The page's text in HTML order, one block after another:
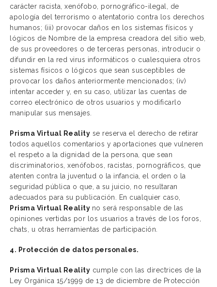
carácter racista, xenófobo, pornográfico-ilegal, de
apología del terrorismo o atentatorio contra los derechos
humanos; (iii) provocar daños en los sistemas físicos y
lógicos de Nombre de la empresa creadora del sitio web,
de sus proveedores o de terceras personas, introducir o
difundir en la red virus informáticos o cualesquiera otros
sistemas físicos o lógicos que sean susceptibles de
provocar los daños anteriormente mencionados; (iv)
intentar acceder y, en su caso, utilizar las cuentas de
correo electrónico de otros usuarios y modificarlo
manipular sus mensajes.
Prisma Virtual Reality se reserva el derecho de retirar
todos aquellos comentarios y aportaciones que vulneren
el respeto a la dignidad de la persona, que sean
discriminatorios, xenófobos, racistas, pornográficos, que
atenten contra la juventud o la infancia, el orden o la
seguridad pública o que, a su juicio, no resultaran
adecuados para su publicación. En cualquier caso,
Prisma Virtual Reality no será responsable de las
opiniones vertidas por los usuarios a través de los foros,
chats, u otras herramientas de participación.
4. Protección de datos personales.
Prisma Virtual Reality cumple con las directrices de la
Ley Orgánica 15/1999 de 13 de diciembre de Protección